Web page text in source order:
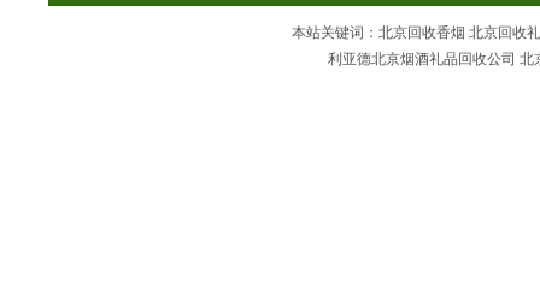
本站关键词：北京回收香烟 北京回收
利亚德北京烟酒礼品回收公司